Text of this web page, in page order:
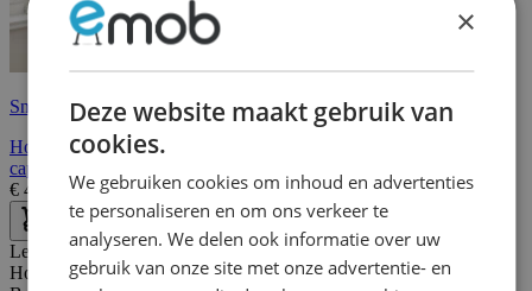
Snelle levering
Hoekplank met 5 etages - zwevend ontwerp voor wandmontage,
capaciteit 6 kg
€ 43,95 €55,00
Lengte:25 cm
Hoogte:105 cm
×
Deze website maakt gebruik van
cookies.
We gebruiken cookies om inhoud en advertenties
te personaliseren en om ons verkeer te
analyseren. We delen ook informatie over uw
gebruik van onze site met onze advertentie- en